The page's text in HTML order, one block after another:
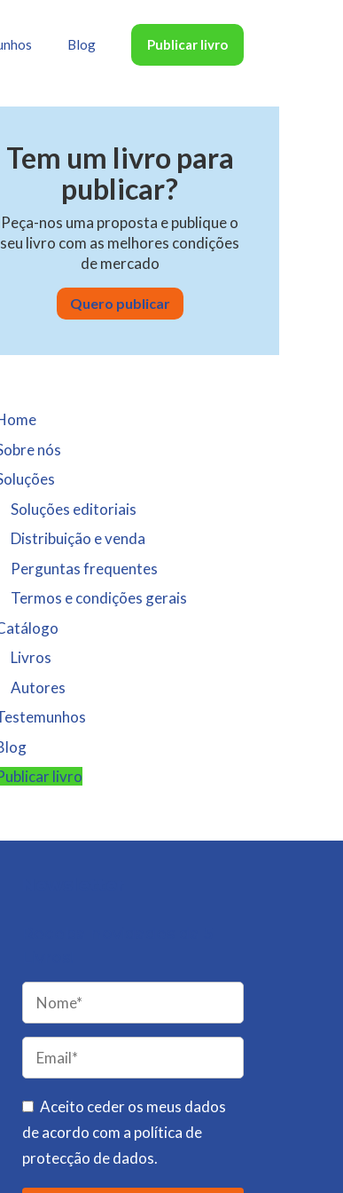
Blog Publicar livro
Tem um livro para
publicar?
Peça-nos uma proposta e publique o
seu livro com as melhores condições
de mercado
Quero publicar
nós
Soluções editoriais
Distribuição e venda
Perguntas frequentes
Termos e condições gerais
Livros
Autores
livro
Please
leave
this
field
empty.
Aceito ceder os meus dados
de acordo com a política de
protecção de dados.